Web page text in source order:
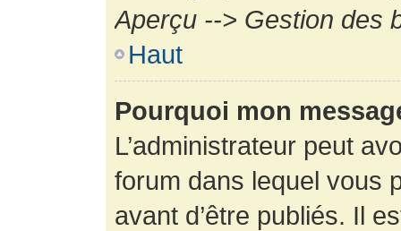
Aperçu --> Gestion des
Haut
Pourquoi mon
L’administrateur peut
forum dans lequel vous
avant d’être publiés. Il